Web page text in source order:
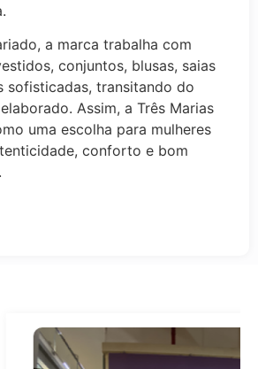
a marca trabalha com
conjuntos, blusas, saias
sofisticadas, transitando do
Assim, a Três Marias
uma escolha para mulheres
conforto e bom